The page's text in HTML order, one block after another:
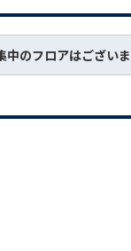
中のフロアはございま